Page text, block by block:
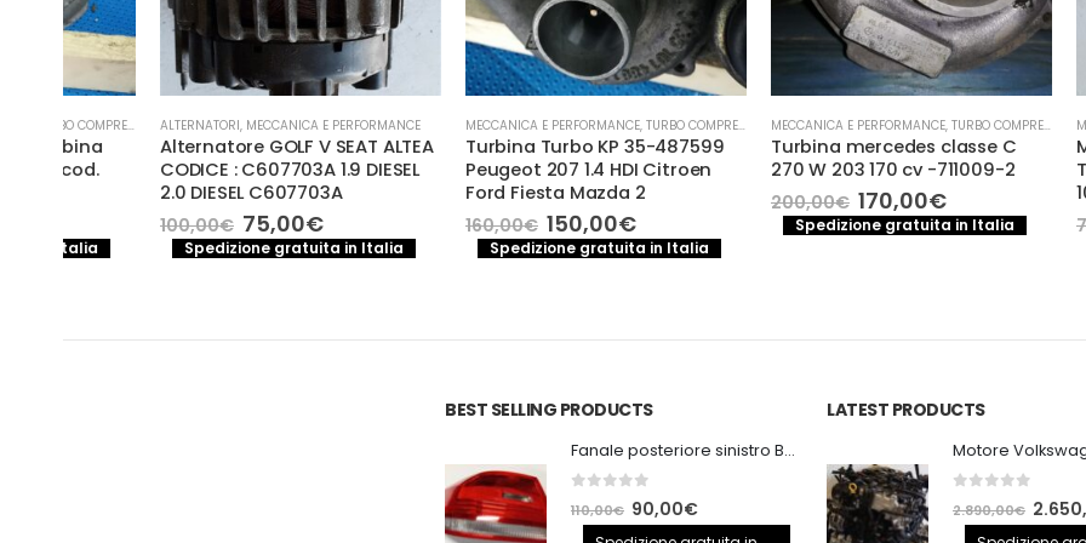
ALTERNATORI MECCANICA E PERFORMANCE
Alternatore GOLF V SEAT ALTEA
CODICE : C607703A 1.9 DIESEL
2.0 DIESEL C607703A
prezzo
originale
75,00€Il
prezzo
attuale
Spedizione gratuita in Italia
MECCANICA E PERFORMANCE , TURBO COMPRESSORE- TURBINA
Turbina Turbo KP 35-487599
Peugeot 207 1.4 HDI Citroen
Ford Fiesta Mazda 2
prezzo
originale
150,00€ Il
prezzo
attuale
Spedizione gratuita in Italia
MECCANICA E PERFORMANCE , TURBO COMPRESSORE- TURBINA
Turbina mercedes classe C
270 W 203 170 cv -711009-2
Il
prezzo
originale
170,00€Il
prezzo
attuale
Spedizione gratuita in Italia
MECCANICA E
MOTORINO
TOYOTA
107
70,00
BEST SELLING PRODUCTS
Fanale posteriore sinistro BMW E92 Coupe
out of 5
110,00€ Il
prezzo
90,00€Il
prezzo
LATEST PRODUCTS
out of 5
2.890,00€ Il
prezzo